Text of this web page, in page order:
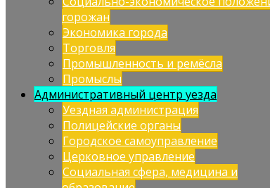
горожан
Экономика города
Торговля
Промышленность и ремёсла
Промыслы
Административный центр уезда
Уездная администрация
Полицейские органы
Городское самоуправление
Церковное управление
Социальная сфера, медицина и